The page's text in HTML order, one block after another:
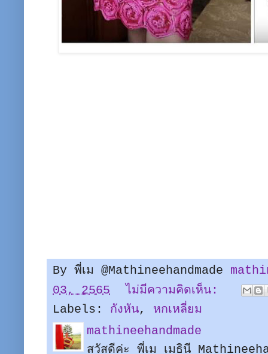
By พี่เม @Mathineehandmade
03, 2565
ไม่มีความคิดเห็น:
Labels: กังหัน, หกเหลี่ยม
mathineehandmade
สวัสดีค่ะ พี่เม เมธินี